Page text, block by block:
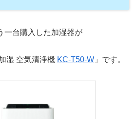
一台購入した加湿器が
湿 空気清浄機 KC-T50-W 」です。